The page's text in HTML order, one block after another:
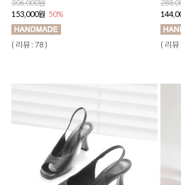
306,000원
153,000원 50%
( 리뷰 : 78 ) ( 리뷰